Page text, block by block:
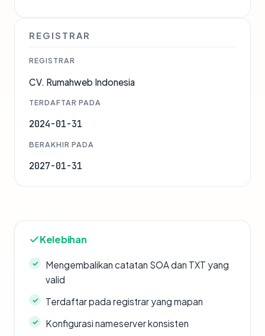
REGISTRAR
REGISTRAR
CV. Rumahweb Indonesia
TERDAFTAR PADA
2024-01-31
BERAKHIR PADA
2027-01-31
Kelebihan
Mengembalikan catatan SOA dan TXT yang
valid
Terdaftar pada registrar yang mapan
Konfigurasi nameserver konsisten